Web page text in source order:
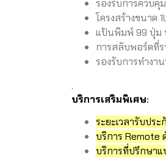
รองรับการควบคุ
โครงสร้างขนาด
แป้นพิมพ์ 99 ปุ่ม
การสลับพอร์ตที่ร
รองรับการทำงา
.
บริการเสริมพิเศษ:
ระยะเวลารับปร
บริการ Remote
บริการที่ปรึกษา